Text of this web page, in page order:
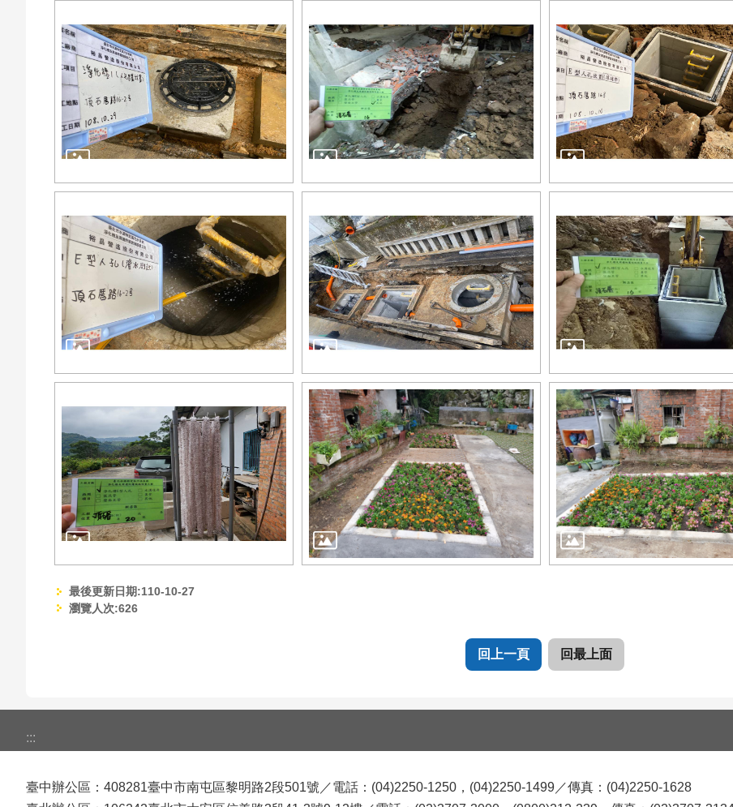
最後更新日期:110-10-27
瀏覽人次:626
回上一頁 回最上面
:::
臺中辦公區：408281臺中市南屯區黎明路2段501號／電話：(04)2250-1250，(04)2250-1499／傳真：(04)2250-1628